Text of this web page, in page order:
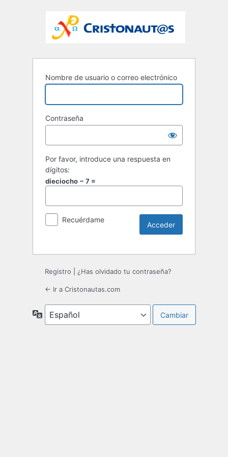
Nombre de usuario o correo electrónico
Contraseña
Por favor, introduce una respuesta en
dígitos:
dieciocho − 7 =
Recuérdame
Registro ¿Has olvidado tu contraseña?
← Ir a Cristonautas.com
Idioma